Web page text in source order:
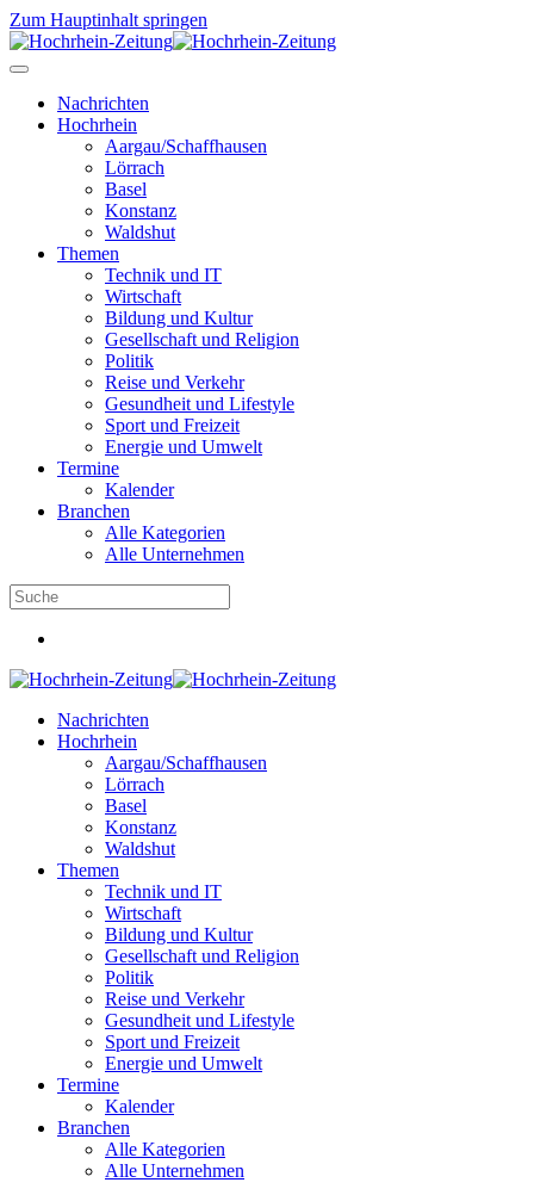
Zum Hauptinhalt springen
Nachrichten
Hochrhein
Aargau/Schaffhausen
Lörrach
Basel
Konstanz
Waldshut
Themen
Technik und IT
Wirtschaft
Bildung und Kultur
Gesellschaft und Religion
Politik
Reise und Verkehr
Gesundheit und Lifestyle
Sport und Freizeit
Energie und Umwelt
Termine
Kalender
Branchen
Alle Kategorien
Alle Unternehmen
Nachrichten
Hochrhein
Aargau/Schaffhausen
Lörrach
Basel
Konstanz
Waldshut
Themen
Technik und IT
Wirtschaft
Bildung und Kultur
Gesellschaft und Religion
Politik
Reise und Verkehr
Gesundheit und Lifestyle
Sport und Freizeit
Energie und Umwelt
Termine
Kalender
Branchen
Alle Kategorien
Alle Unternehmen